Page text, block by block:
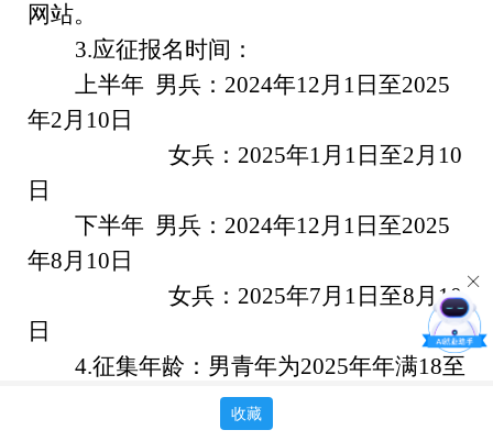
网站。
3.应征报名时间：
上半年 男兵： 2024年12月 1 日至2025
年2月 10 日
女兵： 2025年1月 1 日至2月 10
日
下半年 男兵： 2024年12月 1 日至2025
年8月 10 日
女兵： 2025年7月 1 日至8月 10
日
4.征集年龄：男青年为2025年年满18至
周岁，普通高等学校本专科毕业生、符
收藏